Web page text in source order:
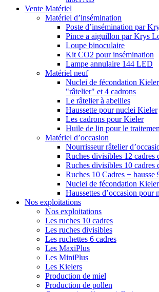
Vente Matériel
Matériel d’insémination
Poste d’insémination par
Pince a aiguillon par Krys
Loupe binoculaire
Kit CO2 pour insémination
Lampe annulaire 144 LED
Matériel neuf
Nuclei de fécondation
"râtelier" et 4 cadrons
Le râtelier à abeilles
Haussette pour nuclei Kieler
Les cadrons pour Kieler
Huile de lin pour le
Matériel d’occasion
Nourrisseur râtelier
Ruches divisibles 12 cadres
Ruches divisibles 10 cadres
Ruches 10 Cadres + hausse
Nuclei de fécondation
Haussettes d’occasion pour
Nos exploitations
Nos exploitations
Les ruches 10 cadres
Les ruches divisibles
Les ruchettes 6 cadres
Les MaxiPlus
Les MiniPlus
Les Kielers
Production de miel
Production de pollen